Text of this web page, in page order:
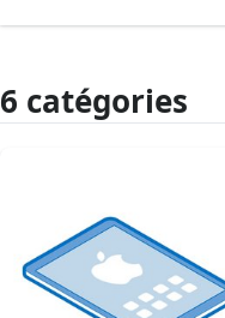
6 catégories